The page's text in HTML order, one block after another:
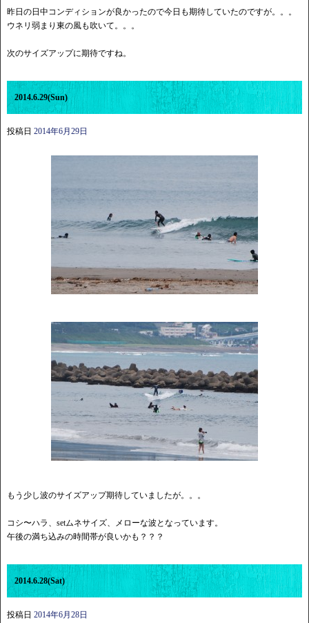
昨日の日中コンディションが良かったので今日も期待していたのですが。。。
ウネリ弱まり東の風も吹いて。。。
次のサイズアップに期待ですね。
2014.6.29(Sun)
投稿日 2014年6月29日
もう少し波のサイズアップ期待していましたが。。。
コシ〜ハラ、setムネサイズ、メローな波となっています。
午後の満ち込みの時間帯が良いかも？？？
2014.6.28(Sat)
投稿日 2014年6月28日